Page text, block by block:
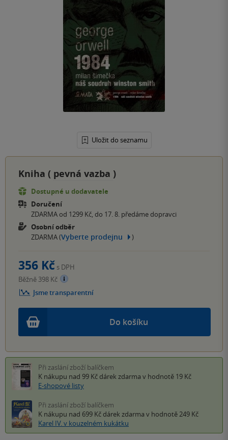
Uložit do seznamu
Kniha ( pevná vazba )
Dostupné u dodavatele
Doručení
ZDARMA od 1299 Kč, do 17. 8. předáme dopravci
Osobní odběr
ZDARMA (Vyberte prodejnu )
Do košíku
356 Kč s DPH
Běžně 398 Kč
Jsme transparentní
Při zaslání zboží balíčkem
K nákupu nad 99 Kč dárek zdarma v hodnotě 19 Kč
E-shopové listy
Při zaslání zboží balíčkem
K nákupu nad 699 Kč dárek zdarma v hodnotě 249 Kč
Karel IV. v kouzelném kukátku